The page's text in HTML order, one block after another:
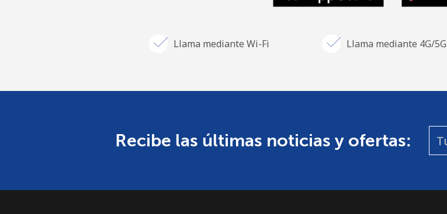
Llama mediante Wi-Fi Llama mediante 4G/5G
Recibe las últimas noticias y ofertas: